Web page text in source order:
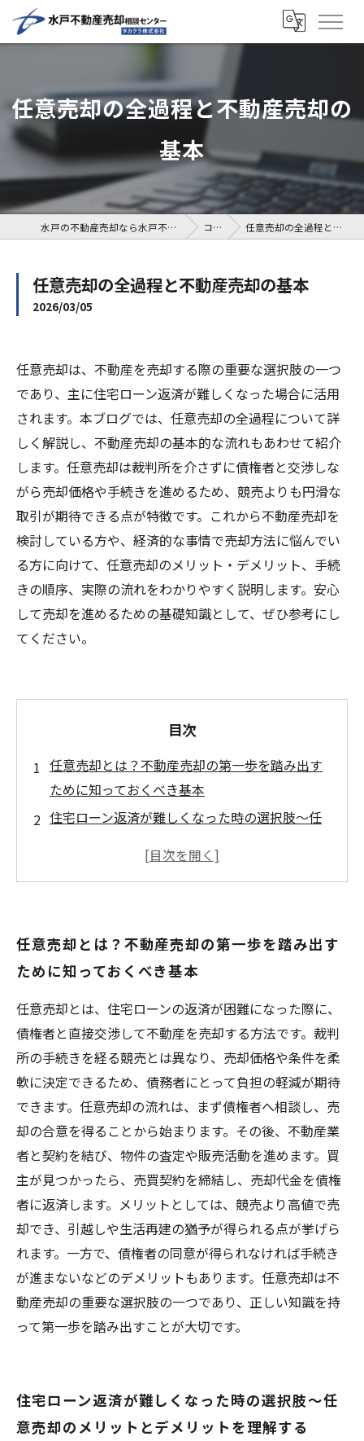
任意売却の全過程と不動産売却の
基本
水戸の不動産売却なら水戸不動産売却相談センター コラム 任意売却の全過程と不動産売却の基本
任意売却の全過程と不動産売却の基本
2026/03/05
任意売却は、不動産を売却する際の重要な選択肢の一つ
であり、主に住宅ローン返済が難しくなった場合に活用
されます。本ブログでは、任意売却の全過程について詳
しく解説し、不動産売却の基本的な流れもあわせて紹介
します。任意売却は裁判所を介さずに債権者と交渉しな
がら売却価格や手続きを進めるため、競売よりも円滑な
取引が期待できる点が特徴です。これから不動産売却を
検討している方や、経済的な事情で売却方法に悩んでい
る方に向けて、任意売却のメリット・デメリット、手続
きの順序、実際の流れをわかりやすく説明します。安心
して売却を進めるための基礎知識として、ぜひ参考にし
てください。
目次
任意売却とは？不動産売却の第一歩を踏み出す
ために知っておくべき基本
住宅ローン返済が難しくなった時の選択肢〜任
任意売却の全過程を徹底解説！債権者との交渉
したスムーズな取引の秘密
任意売却を成功させるポイントとは？安心して
不動産売却を進めるための実践ガイド
不動産売却の基本を押さえよう〜任意売却以外
の方法とその特徴
経済的に厳しい時でも諦めない！任意売却で新
たなスタートを切るための知識
任意売却とは？不動産売却の第一歩を踏み出す
ために知っておくべき基本
任意売却とは、住宅ローンの返済が困難になった際に、
債権者と直接交渉して不動産を売却する方法です。裁判
所の手続きを経る競売とは異なり、売却価格や条件を柔
軟に決定できるため、債務者にとって負担の軽減が期待
できます。任意売却の流れは、まず債権者へ相談し、売
却の合意を得ることから始まります。その後、不動産業
者と契約を結び、物件の査定や販売活動を進めます。買
主が見つかったら、売買契約を締結し、売却代金を債権
者に返済します。メリットとしては、競売より高値で売
却でき、引越しや生活再建の猶予が得られる点が挙げら
れます。一方で、債権者の同意が得られなければ手続き
が進まないなどのデメリットもあります。任意売却は不
動産売却の重要な選択肢の一つであり、正しい知識を持
って第一歩を踏み出すことが大切です。
住宅ローン返済が難しくなった時の選択肢〜任
意売却のメリットとデメリットを理解する